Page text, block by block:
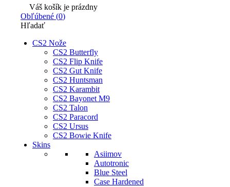
Váš košík je prázdny
Obľúbené (0)
Hľadať
CS2 Nože
CS2 Butterfly
CS2 Flip Knife
CS2 Gut Knife
CS2 Huntsman
CS2 Karambit
CS2 Bayonet M9
CS2 Talon
CS2 Paracord
CS2 Ursus
CS2 Bowie Knife
Skins
Asiimov
Autotronic
Blue Steel
Case Hardened